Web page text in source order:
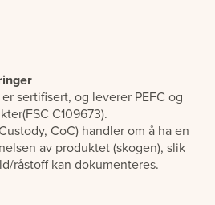
sertifisert, og leverer PEFC og
C109673).
CoC) handler om å ha en
av produktet (skogen), slik
råstoff kan dokumenteres.